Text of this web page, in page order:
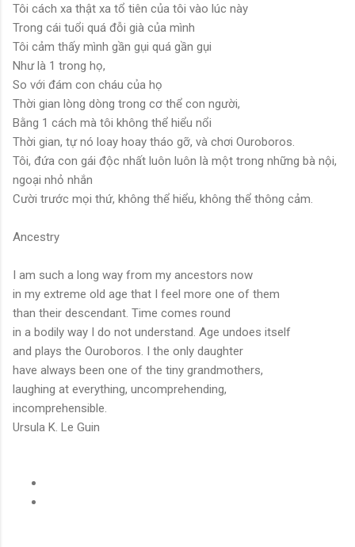
Tôi cách xa thật xa tổ tiên của tôi vào lúc này
Trong cái tuổi quá đỗi già của mình
Tôi cảm thấy mình gần gụi quá gần gụi
Như là 1 trong họ,
So với đám con cháu của họ
Thời gian lòng dòng trong cơ thể con người,
Bằng 1 cách mà tôi không thể hiểu nổi
Thời gian, tự nó loay hoay tháo gỡ, và chơi Ouroboros.
Tôi, đứa con gái độc nhất luôn luôn là một trong những bà nội,
ngoại nhỏ nhắn
Cười trước mọi thứ, không thể hiểu, không thể thông cảm.
Ancestry
I am such a long way from my ancestors now
in my extreme old age that I feel more one of them
than their descendant. Time comes round
in a bodily way I do not understand. Age undoes itself
and plays the Ouroboros. I the only daughter
have always been one of the tiny grandmothers,
laughing at everything, uncomprehending,
incomprehensible.
Ursula K. Le Guin